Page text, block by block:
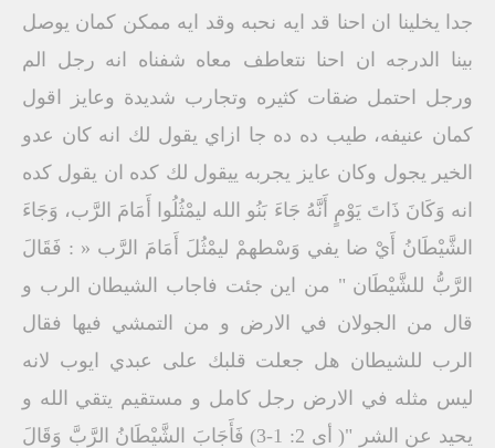
جدا يخلينا ان احنا قد ايه نحبه وقد ايه ممكن كمان يوصل
بينا الدرجه ان احنا نتعاطف معاه شفناه انه رجل الم
ورجل احتمل ضقات كثيره وتجارب شديدة وعايز اقول
كمان عنيفه، طيب ده ده جا ازاي يقول لك انه كان عدو
الخير يجول وكان عايز يجربه ييقول لك كده ان يقول كده
انه وَكَانَ ذَاتَ يَوْمٍ أَنَّهُ جَاءَ بَنُو الله ليمْثُلُوا أَمَامَ الرَّب، وَجَاءَ
الشَّيْطَانُ أَيْ ضا يفي وَسْطهمْ ليمْثُلَ أَمَامَ الرَّب « : فَقَالَ
الرَّبُّ للشَّيْطَان " من اين جئت فاجاب الشيطان الرب و
قال من الجولان في الارض و من التمشي فيها فقال
الرب للشيطان هل جعلت قلبك على عبدي ايوب لانه
ليس مثله في الارض رجل كامل و مستقيم يتقي الله و
يحيد عن الشر "( أى 2: 1-3) فَأَجَابَ الشَّيْطَانُ الرَّبَّ وَقَالَ